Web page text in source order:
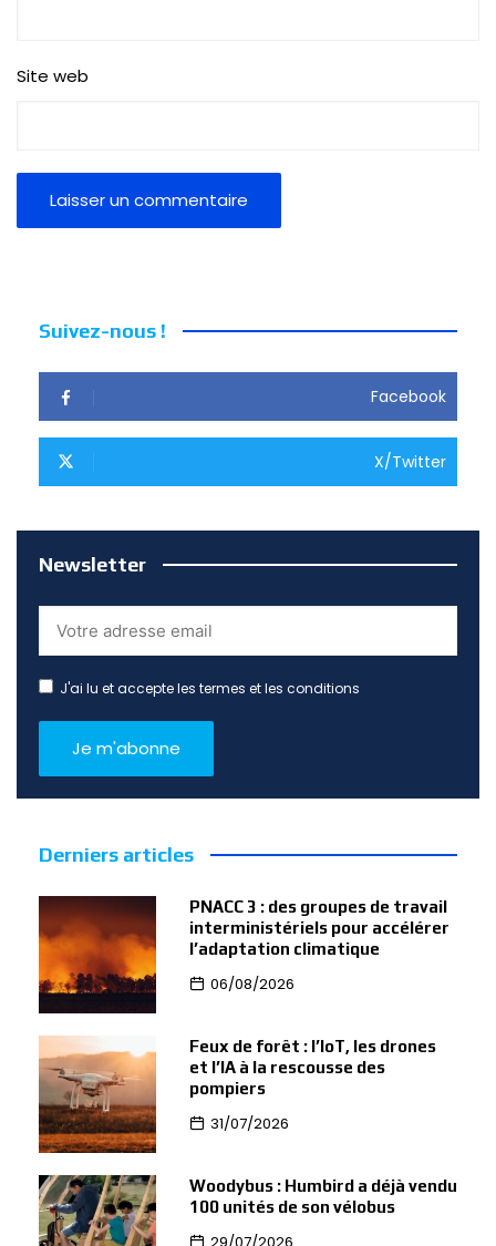
Site web
Suivez-nous !
Facebook
X/Twitter
Newsletter
J'ai lu et accepte les termes et les conditions
Derniers articles
PNACC 3 : des groupes de travail
interministériels pour accélérer
l’adaptation climatique
06/08/2026
Feux de forêt : l’IoT, les drones
et l’IA à la rescousse des
pompiers
31/07/2026
Woodybus : Humbird a déjà vendu
100 unités de son vélobus